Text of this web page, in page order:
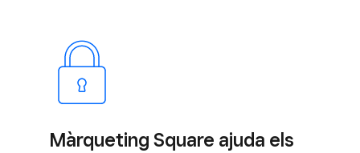
Màrqueting Square ajuda els